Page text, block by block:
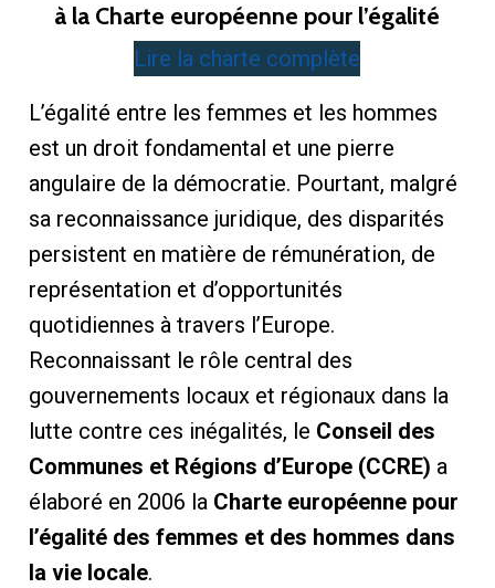
à la Charte européenne pour l’égalité
Lire la charte complète
L’égalité entre les femmes et les hommes
est un droit fondamental et une pierre
angulaire de la démocratie. Pourtant, malgré
sa reconnaissance juridique, des disparités
persistent en matière de rémunération, de
représentation et d’opportunités
quotidiennes à travers l’Europe.
Reconnaissant le rôle central des
gouvernements locaux et régionaux dans la
lutte contre ces inégalités, le Conseil des
Communes et Régions d’Europe (CCRE) a
élaboré en 2006 la Charte européenne pour
l’égalité des femmes et des hommes dans
la vie locale.